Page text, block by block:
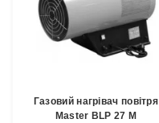
Газовий нагрівач повітря
Master BLP 27 M